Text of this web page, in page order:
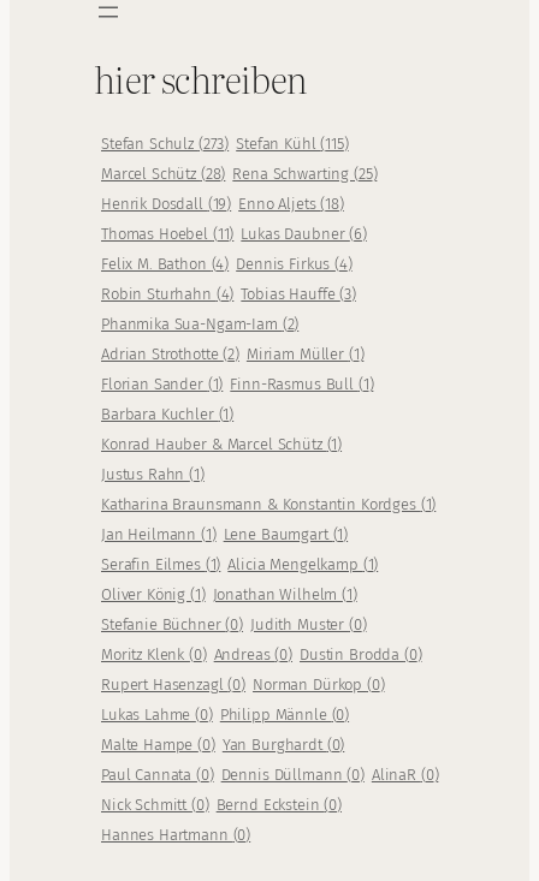
hier schreiben
Stefan Schulz (273) Stefan Kühl(115)
Marcel Schütz (28) Rena Schwarting (25)
Henrik Dosdall (19) Enno Aljets(18)
Thomas Hoebel (11) Lukas Daubner(6)
Felix M. Bathon (4) Dennis Firkus(4)
Robin Sturhahn (4) Tobias Hauffe(3)
Phanmika Sua-Ngam-Iam (2)
Adrian Strothotte(2) Miriam Müller (1)
Florian Sander (1) Finn-Rasmus Bull (1)
Barbara Kuchler (1)
Konrad Hauber & Marcel Schütz (1)
Justus Rahn(1)
Katharina Braunsmann & Konstantin Kordges (1)
Jan Heilmann(1) Lene Baumgart (1)
Serafin Eilmes (1) Alicia Mengelkamp (1)
Oliver König(1) Jonathan Wilhelm(1)
Stefanie Büchner(0) Judith Muster (0)
Moritz Klenk(0) Andreas(0) Dustin Brodda (0)
Rupert Hasenzagl(0) Norman Dürkop (0)
Lukas Lahme(0) Philipp Männle (0)
Malte Hampe(0) Yan Burghardt (0)
Paul Cannata(0) Dennis Düllmann(0) AlinaR (0)
Nick Schmitt(0) Bernd Eckstein(0)
Hannes Hartmann (0)